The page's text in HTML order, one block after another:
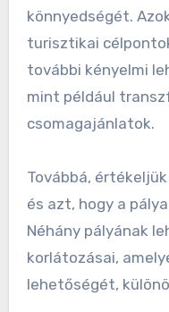
könnyedségét.
turisztikai
további kényelmi
mint például
csomagajánlatok.
Továbbá,
és azt, hogy a
Néhány pályának
korlátozásai,
lehetőségét,